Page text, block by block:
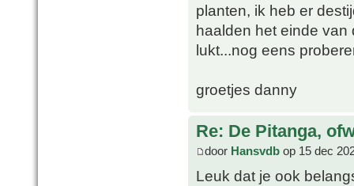
planten, ik heb er
haalden het einde van
lukt...nog eens
groetjes danny
Re: De Pitanga,
door Hansvdb op 15 dec
Leuk dat je ook